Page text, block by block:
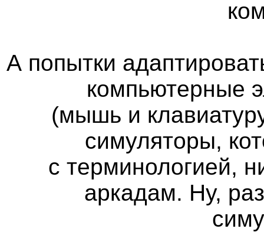
А попытки
компьютерные
(мышь и
симуляторы,
с терминологией,
аркадам. Ну,